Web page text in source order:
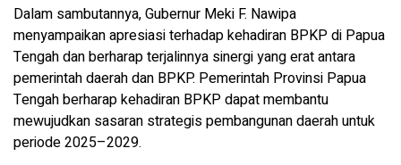
Dalam sambutannya, Gubernur Meki F. Nawipa
menyampaikan apresiasi terhadap kehadiran BPKP di Papua
Tengah dan berharap terjalinnya sinergi yang erat antara
pemerintah daerah dan BPKP. Pemerintah Provinsi Papua
Tengah berharap kehadiran BPKP dapat membantu
mewujudkan sasaran strategis pembangunan daerah untuk
periode 2025–2029.